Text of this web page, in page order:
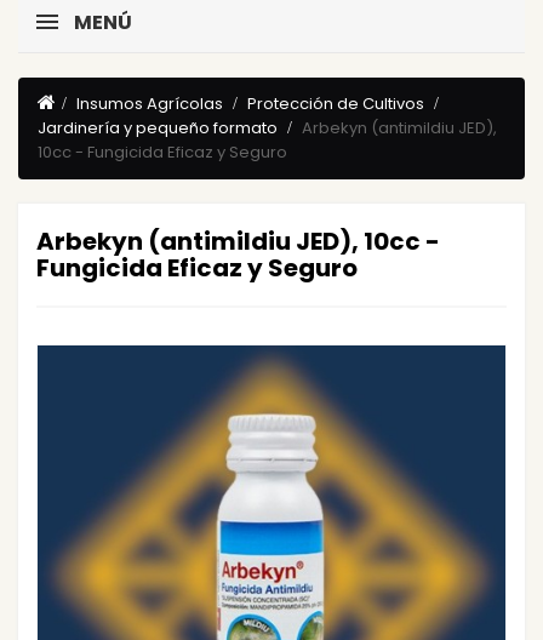
MENÚ
Insumos Agrícolas
Protección de Cultivos
Jardinería y pequeño formato
Arbekyn (antimildiu JED),
10cc - Fungicida Eficaz y Seguro
Arbekyn (antimildiu JED), 10cc -
Fungicida Eficaz y Seguro